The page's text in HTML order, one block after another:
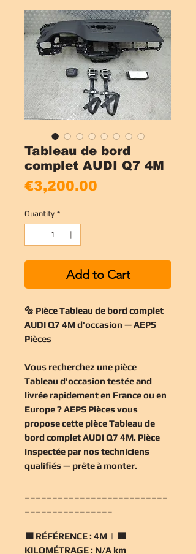
Tableau de bord
complet AUDI Q7 4M
€3,200.00
Quantity *
Add to Cart
🔩 Pièce Tableau de bord complet
AUDI Q7 4M d'occasion — AEPS
Pièces
Vous recherchez une pièce
Tableau d'occasion testée and
livrée rapidement en France ou en
Europe ? AEPS Pièces vous
propose cette pièce Tableau de
bord complet AUDI Q7 4M. Pièce
inspectée par nos techniciens
qualifiés — prête à monter.
🟧 RÉFÉRENCE : 4M | 🟧
KILOMÉTRAGE : N/A km